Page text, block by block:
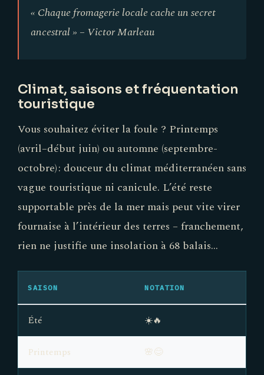
« Chaque fromagerie locale cache un secret
ancestral » – Victor Marleau
Climat, saisons et fréquentation
touristique
Vous souhaitez éviter la foule ? Printemps
(avril–début juin) ou automne (septembre-
octobre) : douceur du climat méditerranéen sans
vague touristique ni canicule. L’été reste
supportable près de la mer mais peut vite virer
fournaise à l’intérieur des terres – franchement,
rien ne justifie une insolation à 68 balais…
SAISON NOTATION
Été ☀️🔥
Printemps 🌸😊